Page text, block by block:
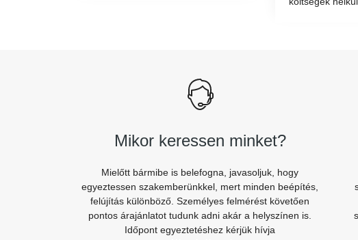
Mikor keressen minket?
Mielőtt bármibe is belefogna, javasoljuk, hogy
egyeztessen szakemberünkkel, mert minden beépítés,
felújítás különböző. Személyes felmérést követően
pontos árajánlatot tudunk adni akár a helyszínen is.
Időpont egyeztetéshez kérjük hívja